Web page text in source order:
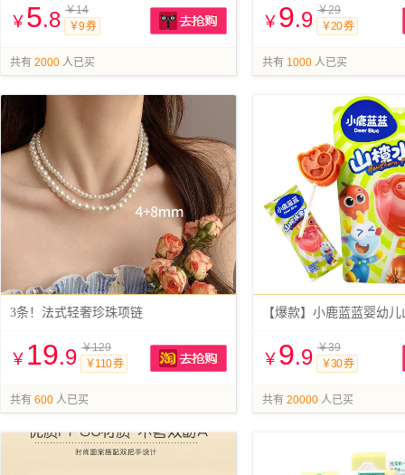
￥ 5.8 ￥14
￥9 券
共有 2000 人已买
￥ 9.9 ￥29
￥20 券
共有 1000 人已买
3条！法式轻奢珍珠项链
￥ 19.9 ￥129
￥110 券
共有 600 人已买
【爆款】小鹿蓝蓝婴幼
￥ 9.9 ￥39
￥30 券
共有 20000 人已买